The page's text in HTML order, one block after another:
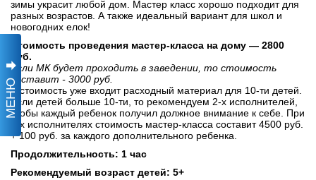
зимы украсит любой дом. Мастер класс хорошо подходит для
разных возрастов. А также идеальный вариант для школ и
новогодних елок!
Стоимость проведения мастер-класса на дому — 2800
руб.
Если МК будет проходить в заведении, то стоимость
составит - 3000 руб.
В стоимость уже входит расходный материал для 10-ти детей.
Если детей больше 10-ти, то рекомендуем 2-х исполнителей,
чтобы каждый ребенок получил должное внимание к себе. При
2-х исполнителях стоимость мастер-класса составит 4500 руб.
+ 100 руб. за каждого дополнительного ребенка.
Продолжительность: 1 час
Рекомендуемый возраст детей: 5+
МЕНЮ